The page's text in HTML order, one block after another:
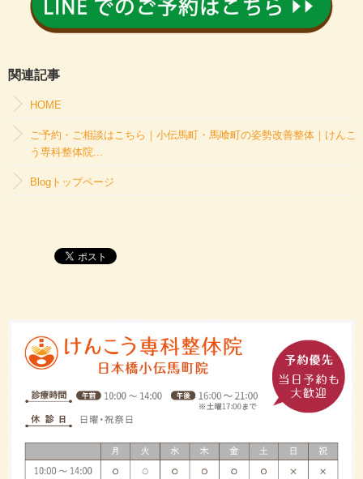
関連記事
HOME
ご予約・ご相談はこちら｜小伝馬町・馬喰町の姿勢改善整体｜けんこ
う専科整体院...
Blogトップページ